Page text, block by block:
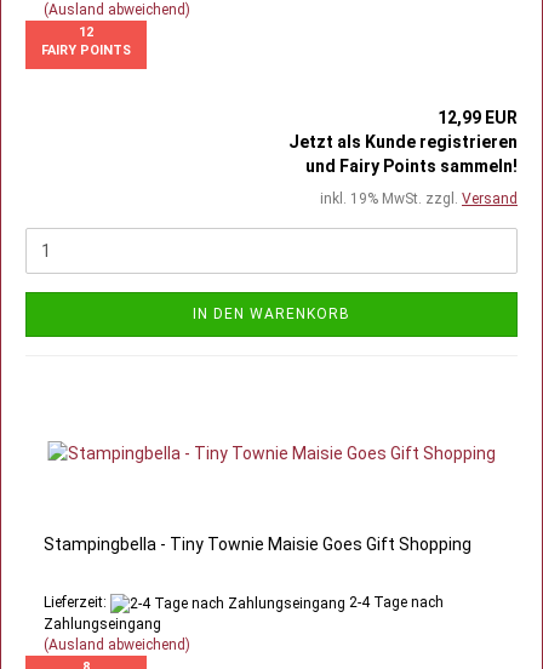
(Ausland abweichend)
12
FAIRY POINTS
12,99 EUR
Jetzt als Kunde registrieren
und Fairy Points sammeln!
inkl. 19% MwSt. zzgl. Versand
IN DEN WARENKORB
Stampingbella - Tiny Townie Maisie Goes Gift Shopping
Lieferzeit:
2-4 Tage nach
Zahlungseingang
(Ausland abweichend)